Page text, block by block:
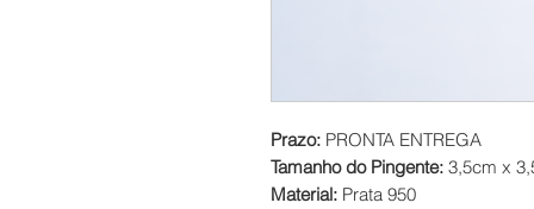
Prazo: PRONTA ENTREGA
Tamanho do Pingente: 3,5cm x
Material: Prata 950